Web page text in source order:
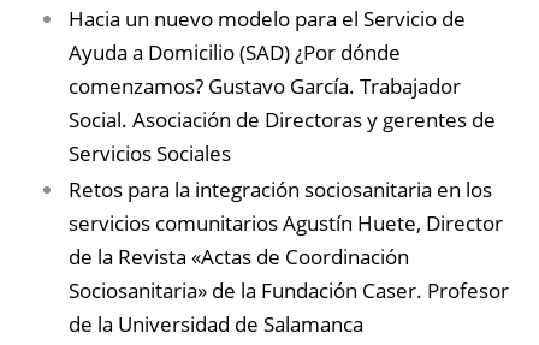
Hacia un nuevo modelo para el Servicio de
Ayuda a Domicilio (SAD) ¿Por dónde
comenzamos? Gustavo García. Trabajador
Social. Asociación de Directoras y gerentes de
Servicios Sociales
Retos para la integración sociosanitaria en los
servicios comunitarios Agustín Huete, Director
de la Revista «Actas de Coordinación
Sociosanitaria» de la Fundación Caser. Profesor
de la Universidad de Salamanca